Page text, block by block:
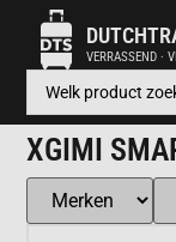
VERRASSEND ·
XGIMI